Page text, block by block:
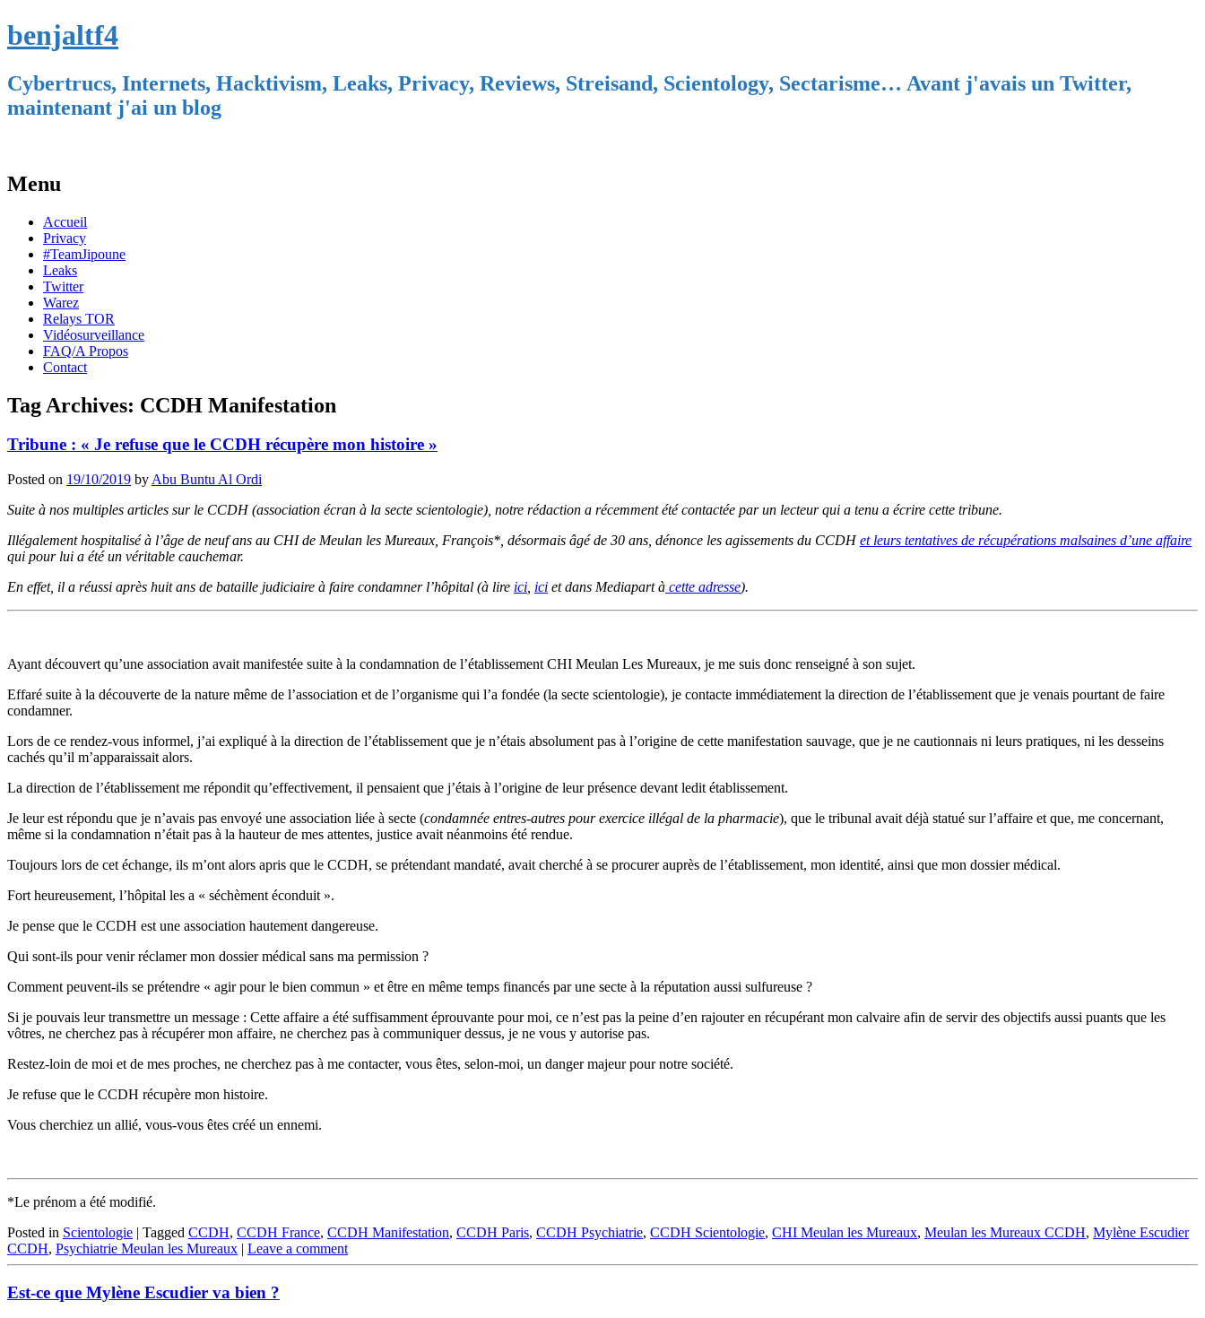
benjaltf4
Cybertrucs, Internets, Hacktivism, Leaks, Privacy, Reviews, Streisand, Scientology, Sectarisme… Avant j'avais un Twitter,
maintenant j'ai un blog
Menu
Skip
content
Accueil
Privacy
#TeamJipoune
Leaks
Twitter
Warez
Relays TOR
Vidéosurveillance
FAQ/A Propos
Contact
Tag Archives: CCDH Manifestation
Tribune : « Je refuse que le CCDH récupère mon histoire »
Posted on 19/10/2019 by Abu Buntu Al Ordi
Suite à nos multiples articles sur le CCDH (association écran à la secte scientologie), notre rédaction a récemment été contactée par un lecteur qui a tenu a écrire cette tribune.
Illégalement hospitalisé à l’âge de neuf ans au CHI de Meulan les Mureaux, François*, désormais âgé de 30 ans, dénonce les agissements du CCDHet leurs tentatives de récupérations malsaines d’une affaire
qui pour lui a été un véritable cauchemar.
En effet, il a réussi après huit ans de bataille judiciaire à faire condamner l’hôpital (à lire ici ici et dans Mediapart à cette adresse).
Ayant découvert qu’une association avait manifestée suite à la condamnation de l’établissement CHI Meulan Les Mureaux, je me suis donc renseigné à son sujet.
Effaré suite à la découverte de la nature même de l’association et de l’organisme qui l’a fondée (la secte scientologie), je contacte immédiatement la direction de l’établissement que je venais pourtant de faire
condamner.
Lors de ce rendez-vous informel, j’ai expliqué à la direction de l’établissement que je n’étais absolument pas à l’origine de cette manifestation sauvage, que je ne cautionnais ni leurs pratiques, ni les desseins
cachés qu’il m’apparaissait alors.
La direction de l’établissement me répondit qu’effectivement, il pensaient que j’étais à l’origine de leur présence devant ledit établissement.
Je leur est répondu que je n’avais pas envoyé une association liée à secte (condamnée entres-autres pour exercice illégal de la pharmacie), que le tribunal avait déjà statué sur l’affaire et que, me concernant,
même si la condamnation n’était pas à la hauteur de mes attentes, justice avait néanmoins été rendue.
Toujours lors de cet échange, ils m’ont alors apris que le CCDH, se prétendant mandaté, avait cherché à se procurer auprès de l’établissement, mon identité, ainsi que mon dossier médical.
Fort heureusement, l’hôpital les a « séchèment éconduit ».
Je pense que le CCDH est une association hautement dangereuse.
Qui sont-ils pour venir réclamer mon dossier médical sans ma permission ?
Comment peuvent-ils se prétendre « agir pour le bien commun » et être en même temps financés par une secte à la réputation aussi sulfureuse ?
Si je pouvais leur transmettre un message : Cette affaire a été suffisamment éprouvante pour moi, ce n’est pas la peine d’en rajouter en récupérant mon calvaire afin de servir des objectifs aussi puants que les
vôtres, ne cherchez pas à récupérer mon affaire, ne cherchez pas à communiquer dessus, je ne vous y autorise pas.
Restez-loin de moi et de mes proches, ne cherchez pas à me contacter, vous êtes, selon-moi, un danger majeur pour notre société.
Je refuse que le CCDH récupère mon histoire.
Vous cherchiez un allié, vous-vous êtes créé un ennemi.
*Le prénom a été modifié.
Posted in Scientologie | Tagged CCDH, CCDH France, CCDH Manifestation, CCDH Paris, CCDH Psychiatrie, CCDH Scientologie, CHI Meulan les Mureaux, Meulan les Mureaux CCDH, Mylène Escudier
CCDH, Psychiatrie Meulan les Mureaux | Leave a comment
Est-ce que Mylène Escudier va bien ?